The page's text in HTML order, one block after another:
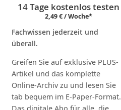
14 Tage kostenlos testen
2,49 € / Woche*
Fachwissen jederzeit und
überall.
Greifen Sie auf exklusive PLUS-
Artikel und das komplette
Online-Archiv zu und lesen Sie
tab bequem im E-Paper-Format.